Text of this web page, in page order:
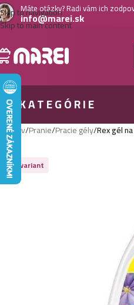
Skip to navigation
Skip to main content
Máte otázky? Radi vám ich
info@marei.sk
KATEGÓRIE
Domov/Pranie/Pracie gély/Rex gél
Viac variant